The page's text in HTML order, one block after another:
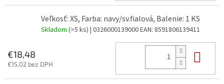
Veľkosť: XS, Farba: navy/sv.fialová, Balenie: 1 KS
Skladom (>5 ks) | 0326000139000EAN: 8591806139411
€18,48
€15,02 bez DPH